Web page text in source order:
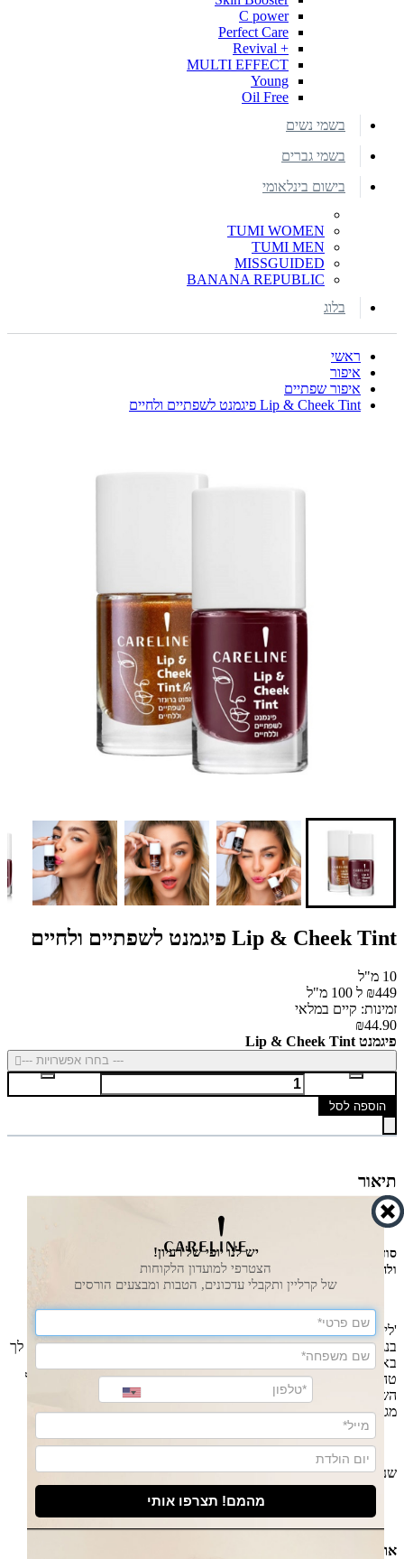
C power
Perfect Care
+ Revival
MULTI EFFECT
Young
Oil Free
בשמי נשים
בשמי גברים
בישום בינלאומי
TUMI WOMEN
TUMI MEN
MISSGUIDED
BANANA REPUBLIC
בלוג
ראשי
איפור
איפור שפתיים
Lip & Cheek Tint פיגמנט לשפתיים ולחיים
Lip & Cheek Tint פיגמנט לשפתיים ולחיים
10 מ"ל
₪449 ל 100 מ"ל
זמינות: קיים במלאי
₪44.90
פיגמנט Lip & Cheek Tint
--- בחרו אפשרויות ---
הוספה לסל
תיאור
Lip & Cheek Tint
סוד המראה הצעיר של המאפרים המקצועיים - גוון וורדרד טבעי לשפתיים
ולחיים.
'ליפ טינט' מעניק לעורך את גוון הנעורים המאופיין בוורדרדות קורנת -
בנגיעות קלות ובתוך כמה שניות. הסוד של המאפרים המקצועיים מוגש לך
באריזה קומפקטית ונוחה לשימוש, עם פורמולה עשירה בפיגמנטים
טהורים של אדום, שמנים ממקור טבעי ומרכיבי לחות. נמרח בקלות על
השפתיים והלחיים ומותיר גוון וורדרד טבעי המשתלב עם כל גוני העור.
מגע קל של קסם המאיר את הפנים ויוצר מראה משיי רענן וקורן.
שני גוונים מתאימים לכל גווני העור :
7290104964930
גוון ברונזר זהוב -7290104964541
אופן השימוש:
יש לנו יופי של רעיון!
הצטרפי למועדון הלקוחות
של קרליין ותקבלי עדכונים, הטבות ומבצעים הורסים
מהמם! תצרפו אותי